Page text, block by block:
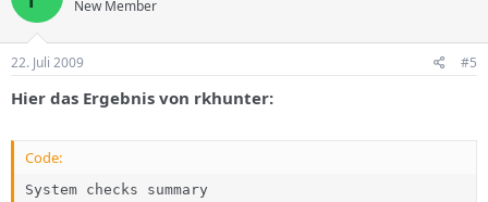
New Member
22. Juli 2009 #5
Hier das Ergebnis von rkhunter:
Code:
System checks summary